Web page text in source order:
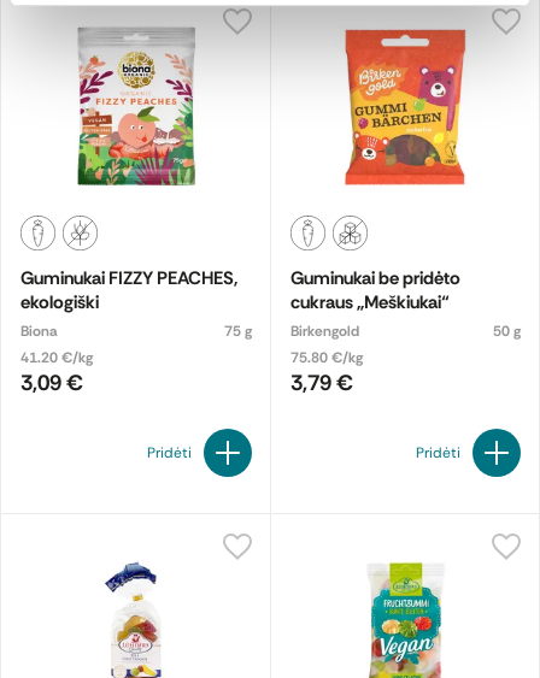
Guminukai FIZZY PEACHES,
ekologiški
Biona
75 g
41.20 €/kg
3,09 €
Pridėti
Guminukai be pridėto
cukraus „Meškiukai“
Birkengold
50 g
75.80 €/kg
3,79 €
Pridėti